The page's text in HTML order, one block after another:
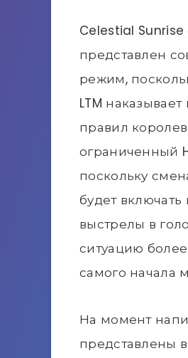
Celestial
представлен
режим,
LTM
правил
ограниченный
поскольку
будет
выстрелы в
ситуацию
самого начала
На момент
представлены